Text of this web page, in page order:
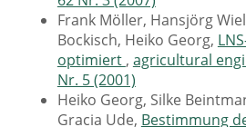
Frank Möller, Hansjörg
Bockisch, Heiko Georg,
optimiert, agricultural
Nr. 5 (2001)
Heiko Georg, Silke
Gracia Ude, Bestimmung